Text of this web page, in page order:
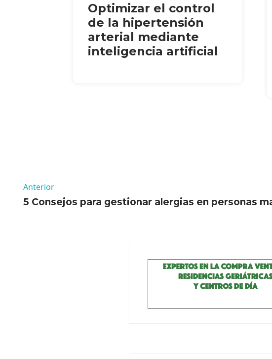
Optimizar el control
de la hipertensión
arterial mediante
inteligencia artificial
Anterior
5 Consejos para gestionar alergias en personas